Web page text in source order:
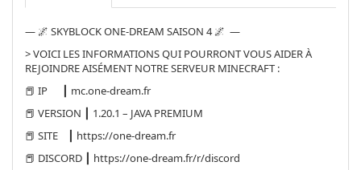
— 🌌 SKYBLOCK ONE-DREAM SAISON 4 🌌 —
> VOICI LES INFORMATIONS QUI POURRONT VOUS AIDER À
REJOINDRE AISÉMENT NOTRE SERVEUR MINECRAFT :
📕 IP ┃ mc.one-dream.fr
📕 VERSION ┃ 1.20.1 – JAVA PREMIUM
📕 SITE ┃ https://one-dream.fr
📕 DISCORD ┃ https://one-dream.fr/r/discord